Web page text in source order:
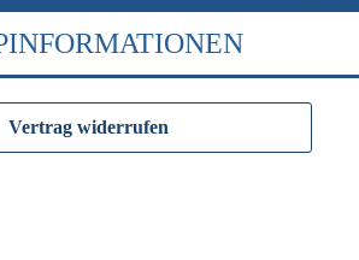
Vertrag widerrufen